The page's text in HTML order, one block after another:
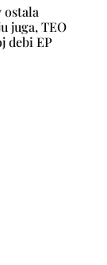
ostala
juga, TEO
debi EP